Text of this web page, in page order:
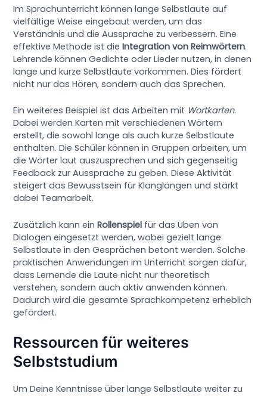
Im Sprachunterricht können lange Selbstlaute auf
vielfältige Weise eingebaut werden, um das
Verständnis und die Aussprache zu verbessern. Eine
effektive Methode ist dieIntegration von Reimwörtern.
Lehrende können Gedichte oder Lieder nutzen, in denen
lange und kurze Selbstlaute vorkommen. Dies fördert
nicht nur das Hören, sondern auch das Sprechen.
Ein weiteres Beispiel ist das Arbeiten mit Wortkarten.
Dabei werden Karten mit verschiedenen Wörtern
erstellt, die sowohl lange als auch kurze Selbstlaute
enthalten. Die Schüler können in Gruppen arbeiten, um
die Wörter laut auszusprechen und sich gegenseitig
Feedback zur Aussprache zu geben. Diese Aktivität
steigert das Bewusstsein für Klanglängen und stärkt
dabei Teamarbeit.
Zusätzlich kann einRollenspiel für das Üben von
Dialogen eingesetzt werden, wobei gezielt lange
Selbstlaute in den Gesprächen betont werden. Solche
praktischen Anwendungen im Unterricht sorgen dafür,
dass Lernende die Laute nicht nur theoretisch
verstehen, sondern auch aktiv anwenden können.
Dadurch wird die gesamte Sprachkompetenz erheblich
gefördert.
Ressourcen für weiteres
Selbststudium
Um Deine Kenntnisse über lange Selbstlaute weiter zu